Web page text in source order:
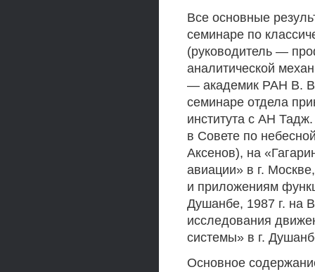
Все основные
семинаре по
(руководитель —
аналитической
— академик РАН В.
семинаре отдела
института с АН
в Совете по
Аксенов), на
авиации» в г.
и приложениям
Душанбе, 1987 г. на
исследования
системы» в г.
Основное